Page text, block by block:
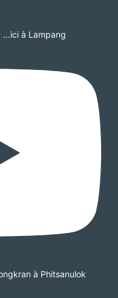
à Lampang
à Phitsanulok